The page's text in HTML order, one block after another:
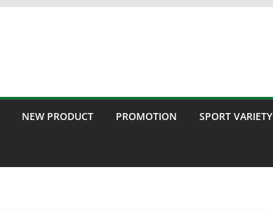
NEW PRODUCT PROMOTION SPORT VARIETY